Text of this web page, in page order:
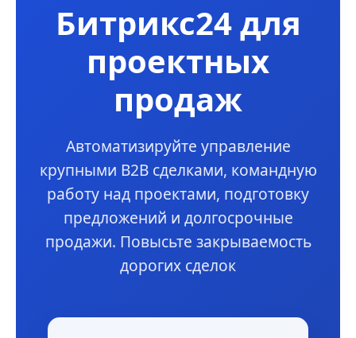
Битрикс24 для
проектных
продаж
Автоматизируйте управление
крупными B2B сделками, командную
работу над проектами, подготовку
предложений и долгосрочные
продажи. Повысьте закрываемость
дорогих сделок